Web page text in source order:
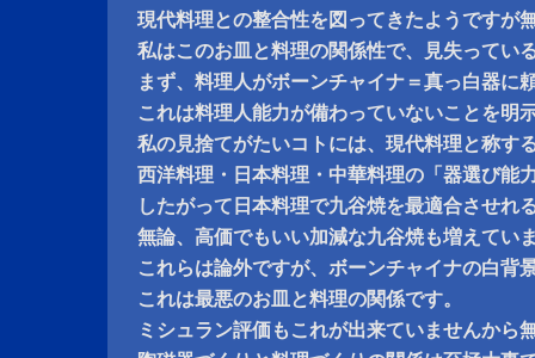
現代料理との整合性を図ってきたようですが
私はこのお皿と料理の関係性で、見失ってい
まず、料理人がボーンチャイナ＝真っ白器に
これは料理人能力が備わっていないことを明
私の見捨てがたいコトには、現代料理と称す
西洋料理・日本料理・中華料理の「器選び能
したがって日本料理で九谷焼を最適合させれ
無論、高価でもいい加減な九谷焼も増えてい
これらは論外ですが、ボーンチャイナの白背
これは最悪のお皿と料理の関係です。
ミシュラン評価もこれが出来ていませんから